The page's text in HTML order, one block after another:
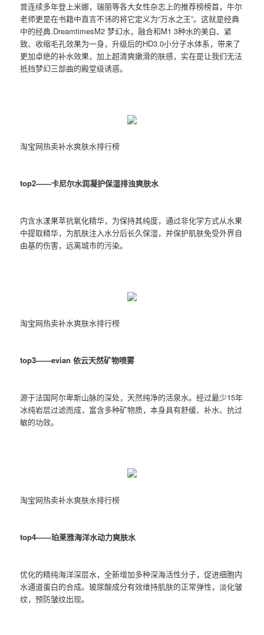
曾连续多年登上米娜，瑞丽等各大女性杂志上的推荐榜榜首，牛尔
老师更是在书籍中直言不讳的将它定义为“万水之王”。这就是经典
中的经典.DreamtimesM2 梦幻水，融合和M1 3种水的美白、紧
致、收缩毛孔效果为一身，升级后的HD3.0小分子水体系，带来了
更加卓绝的补水效果，加上超清爽嫩滑的肤感，实在是让我们无法
抵挡梦幻三部曲的殿堂级诱惑。
淘宝网热卖补水爽肤水排行榜
top2——卡尼尔水润凝护保湿排浊爽肤水
内含水漾果萃抗氧化精华，为保持其纯度，通过非化学方式从水果
中提取精华，为肌肤注入水分后长久保湿，并保护肌肤免受外界自
由基的伤害，远离城市的污染。
淘宝网热卖补水爽肤水排行榜
top3——evian 依云天然矿物喷雾
源于法国阿尔卑斯山脉的深处，天然纯净的活泉水。经过最少15年
冰纯岩层过滤而成，富含多种矿物质，本身具有舒缓、补水、抗过
敏的功效。
淘宝网热卖补水爽肤水排行榜
top4——珀莱雅海洋水动力爽肤水
优化的精纯海洋深层水，全新增加多种深海活性分子，促进细胞内
水通道蛋白的合成。玻尿酸成分有效维持肌肤的正常弹性，淡化皱
纹，预防皱纹出现。